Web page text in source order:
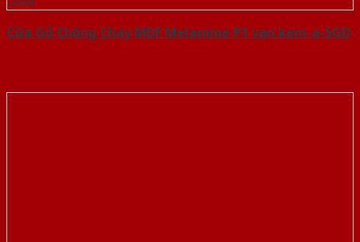
Cửa Gỗ Chống Cháy MDF Melamine P1 van kem-a-SGD